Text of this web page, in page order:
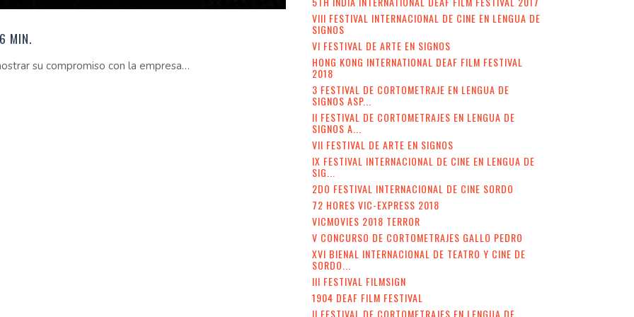
MIN.
su compromiso con la empresa…
VIII FESTIVAL INTERNACIONAL DE CINE EN LENGUA DE
SIGNOS
VI FESTIVAL DE ARTE EN SIGNOS
HONG KONG INTERNATIONAL DEAF FILM FESTIVAL
2018
3 FESTIVAL DE CORTOMETRAJE EN LENGUA DE
SIGNOS ASP...
II FESTIVAL DE CORTOMETRAJES EN LENGUA DE
SIGNOS A...
VII FESTIVAL DE ARTE EN SIGNOS
IX FESTIVAL INTERNACIONAL DE CINE EN LENGUA DE
SIG...
2DO FESTIVAL INTERNACIONAL DE CINE SORDO
72 HORES VIC-EXPRESS 2018
VICMOVIES 2018 TERROR
V CONCURSO DE CORTOMETRAJES GALLO PEDRO
XVI BIENAL INTERNACIONAL DE TEATRO Y CINE DE
SORDO...
III FESTIVAL FILMSIGN
1904 DEAF FILM FESTIVAL
II FESTIVAL DE CORTOMETRAJES EN LENGUA DE